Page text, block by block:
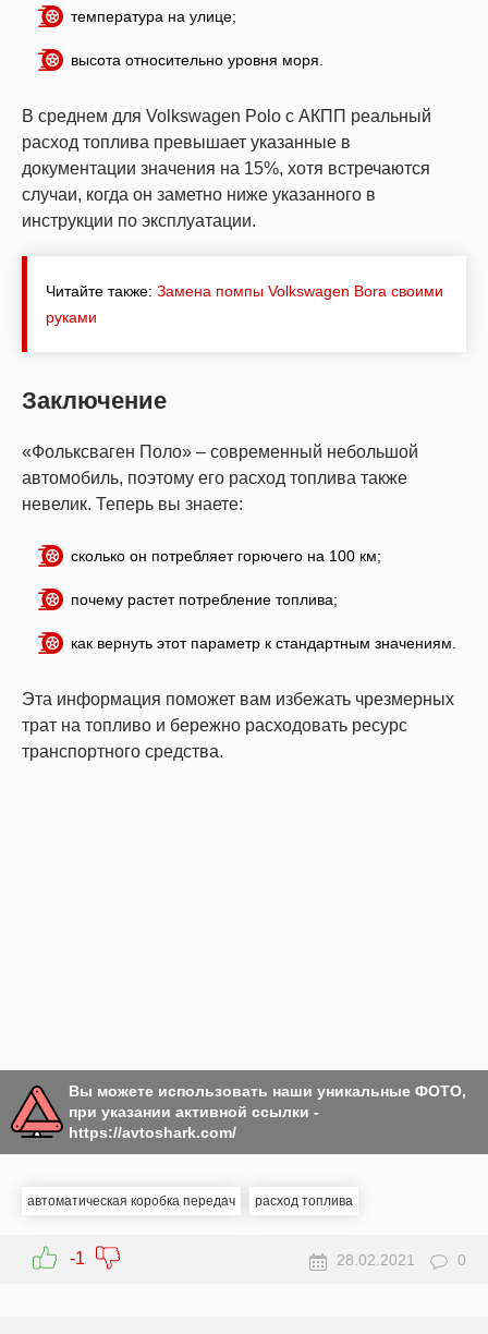
температура на улице;
высота относительно уровня моря.
В среднем для Volkswagen Polo с АКПП реальный
расход топлива превышает указанные в
документации значения на 15%, хотя встречаются
случаи, когда он заметно ниже указанного в
инструкции по эксплуатации.
Читайте также: Замена помпы Volkswagen Bora своими
руками
Заключение
«Фольксваген Поло» – современный небольшой
автомобиль, поэтому его расход топлива также
невелик. Теперь вы знаете:
сколько он потребляет горючего на 100 км;
почему растет потребление топлива;
как вернуть этот параметр к стандартным значениям.
Эта информация поможет вам избежать чрезмерных
трат на топливо и бережно расходовать ресурс
транспортного средства.
Вы можете использовать наши уникальные ФОТО,
при указании активной ссылки -
https://avtoshark.com/
автоматическая коробка передач расход топлива
-1 28.02.2021 0